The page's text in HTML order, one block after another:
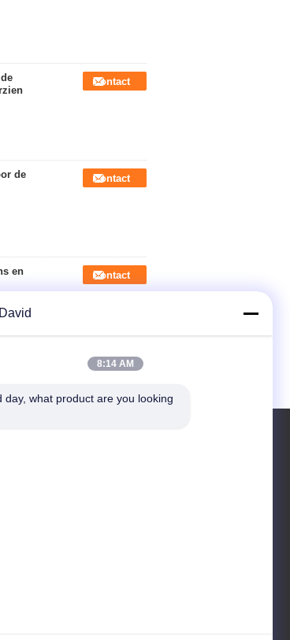
Contact
de
Contact
en
Contact
aan
David
8:14 AM
day, what product are you looking